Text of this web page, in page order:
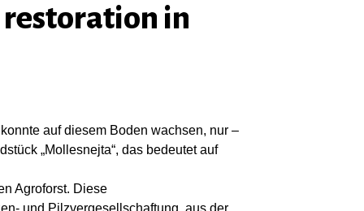
in
auf diesem Boden wachsen, nur –
„Mollesnejta“, das bedeutet auf
Agroforst. Diese
und Pilzvergesellschaftung, aus der